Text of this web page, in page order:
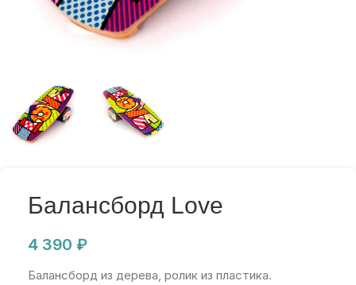
Балансборд Love
4 390 ₽
Балансборд из дерева, ролик из пластика.